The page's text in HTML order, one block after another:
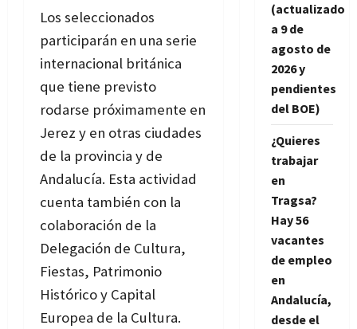
Los seleccionados
participarán en una serie
internacional británica
que tiene previsto
rodarse próximamente en
Jerez y en otras ciudades
de la provincia y de
Andalucía. Esta actividad
cuenta también con la
colaboración de la
Delegación de Cultura,
Fiestas, Patrimonio
Histórico y Capital
Europea de la Cultura.
(actualizado
a 9 de
agosto de
2026 y
pendientes
del BOE)
¿Quieres
trabajar
en
Tragsa?
Hay 56
vacantes
de empleo
en
Andalucía,
desde el